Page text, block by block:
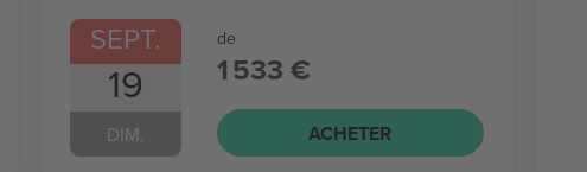
SEPT.
19
DIM.
de
1 533 €
ACHETER